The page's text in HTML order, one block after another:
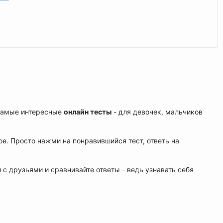
интересные онлайн тесты - для девочек, мальчиков
Просто нажми на понравившийся тест, ответь на
друзьями и сравнивайте ответы - ведь узнавать себя